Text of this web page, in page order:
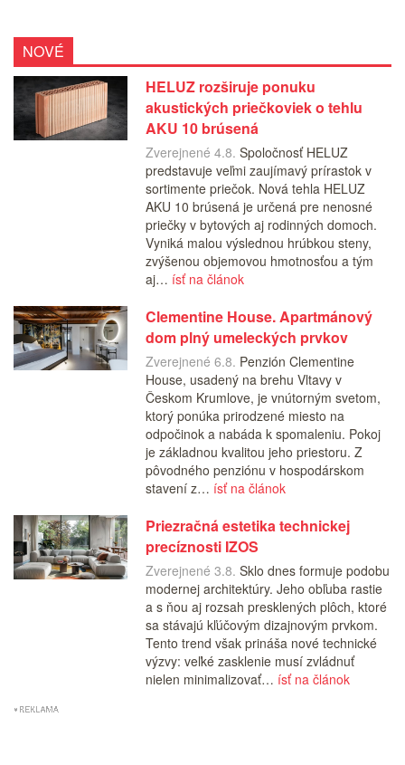
NOVÉ
HELUZ rozširuje ponuku
akustických priečkoviek o tehlu
AKU 10 brúsená
Zverejnené 4.8. Spoločnosť HELUZ
predstavuje veľmi zaujímavý prírastok v
sortimente priečok. Nová tehla HELUZ
AKU 10 brúsená je určená pre nenosné
priečky v bytových aj rodinných domoch.
Vyniká malou výslednou hrúbkou steny,
zvýšenou objemovou hmotnosťou a tým
aj… ísť na článok
Clementine House. Apartmánový
dom plný umeleckých prvkov
Zverejnené 6.8. Penzión Clementine
House, usadený na brehu Vltavy v
Českom Krumlove, je vnútorným svetom,
ktorý ponúka prirodzené miesto na
odpočinok a nabáda k spomaleniu. Pokoj
je základnou kvalitou jeho priestoru. Z
pôvodného penziónu v hospodárskom
stavení z… ísť na článok
Priezračná estetika technickej
precíznosti IZOS
Zverejnené 3.8. Sklo dnes formuje podobu
modernej architektúry. Jeho obľuba rastie
a s ňou aj rozsah presklených plôch, ktoré
sa stávajú kľúčovým dizajnovým prvkom.
Tento trend však prináša nové technické
výzvy: veľké zasklenie musí zvládnuť
nielen minimalizovať… ísť na článok